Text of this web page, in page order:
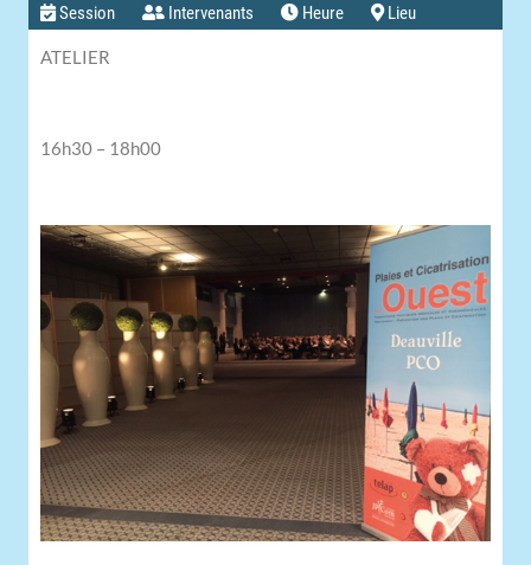
Session Intervenants Heure Lieu
ATELIER
16h30 – 18h00